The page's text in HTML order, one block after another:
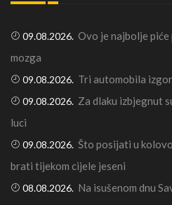
09.08.2026. Ovo je najbolje
mozga
09.08.2026. Tri automobila
09.08.2026. Za dlaku izbjegnut
luci
09.08.2026. Što posijati u
brati tijekom cijele jeseni
08.08.2026. Na isušenom dnu